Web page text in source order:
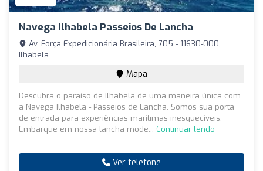
Navega Ilhabela Passeios De Lancha
Av. Força Expedicionária Brasileira, 705 - 11630-000,
Ilhabela
Mapa
Descubra o paraíso de Ilhabela de uma maneira única com
a Navega Ilhabela - Passeios de Lancha. Somos sua porta
de entrada para experiências marítimas inesquecíveis.
Embarque em nossa lancha mode... Continuar lendo
Ver telefone